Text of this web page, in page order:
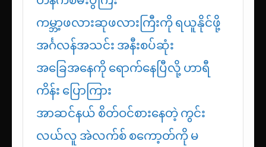
Rainy Season 888 အထူးပရိုမိုးရှင်း
ရွှေမန်ဘာသစ်များအတွက် (၁၀)သိန်း
တန်ကံစမ်းပွဲကြီး
ကမ္ဘာ့ဖလားဆုဖလားကြီးကို ရယူနိုင်ဖို့
အင်္ဂလန်အသင်း အနီးစပ်ဆုံး
အခြေအနေကို ရောက်နေပြီလို့ ဟာရီ
ကိန်း ပြောကြား